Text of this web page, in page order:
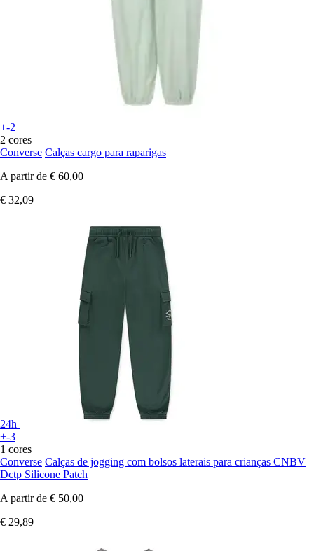
+-2
2 cores
Converse Calças cargo para raparigas
A partir de € 60,00
€ 32,09
24h
+-3
1 cores
Converse Calças de jogging com bolsos laterais para crianças CNBV
Dctp Silicone Patch
A partir de € 50,00
€ 29,89